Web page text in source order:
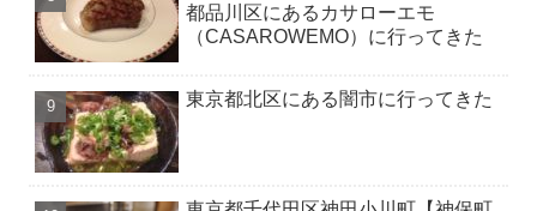
都品川区にあるカサローエモ
（CASAROWEMO）に行ってきた
東京都北区にある闇市に行ってきた